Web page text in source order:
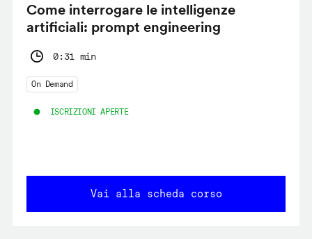
Come interrogare le intelligenze
artificiali: prompt engineering
0:31 min
On Demand
ISCRIZIONI APERTE
Vai alla scheda corso